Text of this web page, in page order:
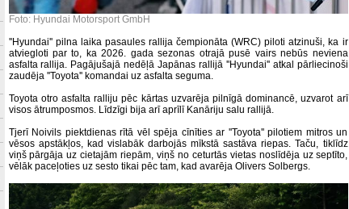
Foto: Hyundai Motorsport GmbH
''Hyundai'' pilna laika pasaules rallija čempionāta (WRC) piloti atzinuši, ka ir
atviegloti par to, ka 2026. gada sezonas otrajā pusē vairs nebūs neviena
asfalta rallija. Pagājušajā nedēļā Japānas rallijā ''Hyundai'' atkal pārliecinoši
zaudēja ''Toyota'' komandai uz asfalta seguma.
Toyota otro asfalta ralliju pēc kārtas uzvarēja pilnīgā dominancē, uzvarot arī
visos ātrumposmos. Līdzīgi bija arī aprīlī Kanāriju salu rallijā.
Tjerī Noivils piektdienas rītā vēl spēja cīnīties ar ''Toyota'' pilotiem mitros un
vēsos apstākļos, kad vislabāk darbojās mīkstā sastāva riepas. Taču, tiklīdz
viņš pārgāja uz cietajām riepām, viņš no ceturtās vietas noslīdēja uz septīto,
vēlāk paceļoties uz sesto tikai pēc tam, kad avarēja Olivers Solbergs.